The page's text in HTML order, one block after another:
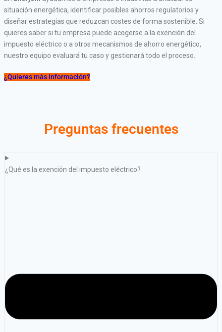
situación energética, identificar posibles ahorros regulatorios y
diseñar estrategias que reduzcan costes de forma sostenible. Si
quieres saber si tu empresa puede acogerse a la exención del
impuesto eléctrico o a otros mecanismos de ahorro energético,
nuestro equipo evaluará tu caso y gestionará todo el proceso.
¿Quieres más información?
Preguntas frecuentes
¿Qué es la exención del impuesto eléctrico?